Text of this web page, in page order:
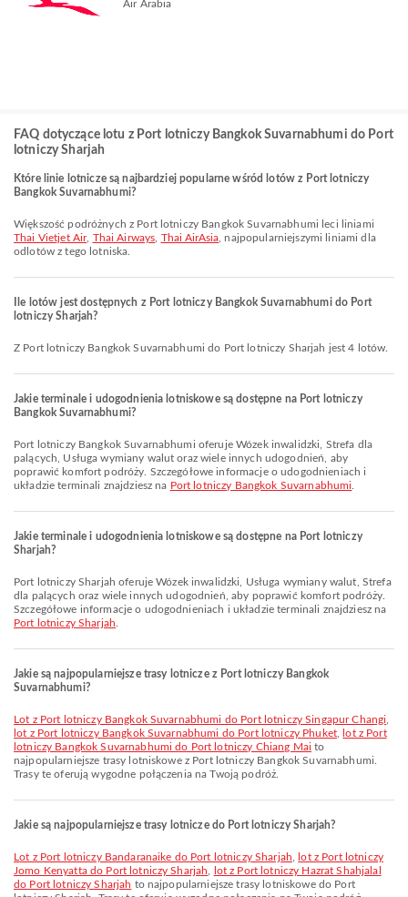
Air Arabia
FAQ dotyczące lotu z Port lotniczy Bangkok Suvarnabhumi do Port
lotniczy Sharjah
Które linie lotnicze są najbardziej popularne wśród lotów z Port lotniczy
Bangkok Suvarnabhumi?
Większość podróżnych z Port lotniczy Bangkok Suvarnabhumi leci liniami
Thai Vietjet Air, Thai Airways Thai AirAsia , najpopularniejszymi liniami dla
odlotów z tego lotniska.
Ile lotów jest dostępnych z Port lotniczy Bangkok Suvarnabhumi do Port
lotniczy Sharjah?
Z Port lotniczy Bangkok Suvarnabhumi do Port lotniczy Sharjah jest 4 lotów.
Jakie terminale i udogodnienia lotniskowe są dostępne na Port lotniczy
Bangkok Suvarnabhumi?
Port lotniczy Bangkok Suvarnabhumi oferuje Wózek inwalidzki, Strefa dla
palących, Usługa wymiany walut oraz wiele innych udogodnień, aby
poprawić komfort podróży. Szczegółowe informacje o udogodnieniach i
układzie terminali znajdziesz na Port lotniczy Bangkok Suvarnabhumi
Jakie terminale i udogodnienia lotniskowe są dostępne na Port lotniczy
Sharjah?
Port lotniczy Sharjah oferuje Wózek inwalidzki, Usługa wymiany walut, Strefa
dla palących oraz wiele innych udogodnień, aby poprawić komfort podróży.
Szczegółowe informacje o udogodnieniach i układzie terminali znajdziesz na
Port lotniczy Sharjah
Jakie są najpopularniejsze trasy lotnicze z Port lotniczy Bangkok
Suvarnabhumi?
lot z Port lotniczy Bangkok Suvarnabhumi do Port lotniczy Singapur Changi
lot z Port lotniczy Bangkok Suvarnabhumi do Port lotniczy Phuket,
lot z Port
lotniczy Bangkok Suvarnabhumi do Port lotniczy Chiang Mai to
najpopularniejsze trasy lotniskowe z Port lotniczy Bangkok Suvarnabhumi.
Trasy te oferują wygodne połączenia na Twoją podróż.
Jakie są najpopularniejsze trasy lotnicze do Port lotniczy Sharjah?
lot z Port lotniczy Bandaranaike do Port lotniczy Sharjah
lot z Port lotniczy
Jomo Kenyatta do Port lotniczy Sharjah
lot z Port lotniczy Hazrat Shahjalal
do Port lotniczy Sharjah to najpopularniejsze trasy lotniskowe do Port